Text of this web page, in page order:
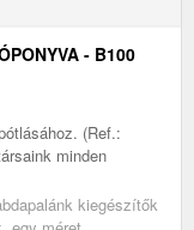
- B100
(Ref.:
minden
kiegészítők